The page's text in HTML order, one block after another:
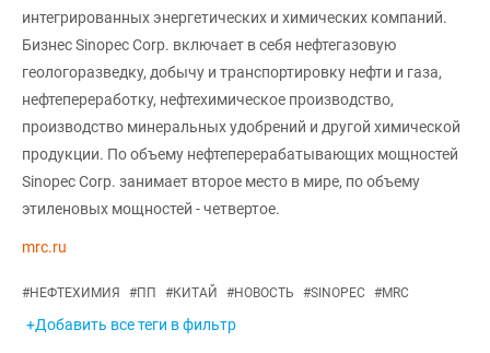
интегрированных энергетических и химических компаний.
Бизнес Sinopec Corp. включает в себя нефтегазовую
геологоразведку, добычу и транспортировку нефти и газа,
нефтепереработку, нефтехимическое производство,
производство минеральных удобрений и другой химической
продукции. По объему нефтеперерабатывающих мощностей
Sinopec Corp. занимает второе место в мире, по объему
этиленовых мощностей - четвертое.
mrc.ru
#НЕФТЕХИМИЯ #ПП #КИТАЙ #НОВОСТЬ #SINOPEC #MRC
+Добавить все теги в фильтр